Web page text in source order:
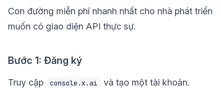
Con đường miễn phí nhanh nhất cho nhà phát triển
muốn có giao diện API thực sự.
Bước 1: Đăng ký
Truy cập console.x.ai
và tạo một tài khoản.